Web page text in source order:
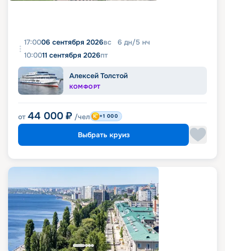
17:0006 сентября 2026вс 6 дн/5 нч
10:0011 сентября 2026пт
Алексей Толстой
КОМФОРТ
от 44 000 ₽ /чел +1 000
Выбрать круиз